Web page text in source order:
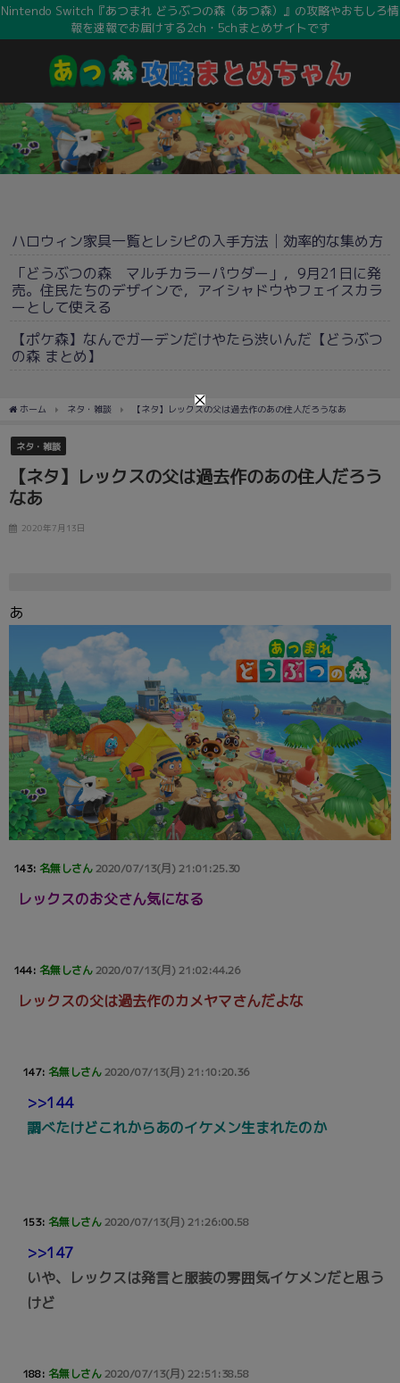
Nintendo Switch『あつまれ どうぶつの森（あつ森）』の攻略やおもしろ情
報を速報でお届けする2ch・5chまとめサイトです
ハロウィン家具一覧とレシピの入手方法│効率的な集め方
「どうぶつの森 マルチカラーパウダー」，9月21日に発
売。住民たちのデザインで，アイシャドウやフェイスカラ
ーとして使える
【ポケ森】なんでガーデンだけやたら渋いんだ【どうぶつ
の森 まとめ】
ホーム ネタ・雑談 【ネタ】レックスの父は過去作のあの住人だろうなあ
ネタ・雑談
【ネタ】レックスの父は過去作のあの住人だろう
なあ
2020年7月13日
あ
143: 名無しさん2020/07/13(月) 21:01:25.30
レックスのお父さん気になる
144: 名無しさん2020/07/13(月) 21:02:44.26
レックスの父は過去作のカメヤマさんだよな
147: 名無しさん2020/07/13(月) 21:10:20.36
>>144
調べたけどこれからあのイケメン生まれたのか
153: 名無しさん2020/07/13(月) 21:26:00.58
>>147
いや、レックスは発言と服装の雰囲気イケメンだと思う
けど
188: 名無しさん2020/07/13(月) 22:51:38.58